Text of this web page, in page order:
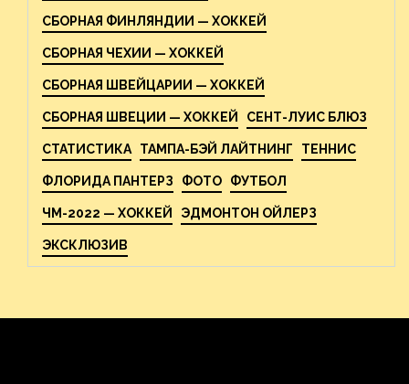
СБОРНАЯ ФИНЛЯНДИИ — ХОККЕЙ
СБОРНАЯ ЧЕХИИ — ХОККЕЙ
СБОРНАЯ ШВЕЙЦАРИИ — ХОККЕЙ
СБОРНАЯ ШВЕЦИИ — ХОККЕЙ СЕНТ-ЛУИС БЛЮЗ
СТАТИСТИКА ТАМПА-БЭЙ ЛАЙТНИНГ ТЕННИС
ФЛОРИДА ПАНТЕРЗ ФОТО ФУТБОЛ
ЧМ-2022 — ХОККЕЙ ЭДМОНТОН ОЙЛЕРЗ
ЭКСКЛЮЗИВ